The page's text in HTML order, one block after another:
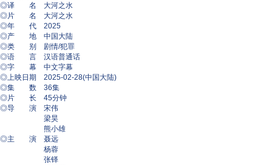
◎译 名 大河之水
◎片 名 大河之水
◎年 代 2025
◎产 地 中国大陆
◎类 别 剧情/犯罪
◎语 言 汉语普通话
◎字 幕 中文字幕
◎上映日期 2025-02-28(中国大陆)
◎集 数 36集
◎片 长 45分钟
◎导 演 宋伟
梁昊
熊小雄
◎主 演 聂远
杨蓉
张铎